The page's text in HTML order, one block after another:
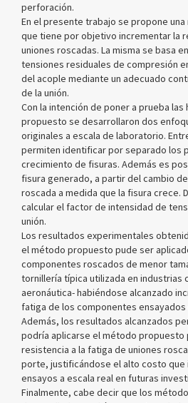
perforación.
En el presente trabajo se propone
que tiene por objetivo incrementar la
uniones roscadas. La misma se basa
tensiones residuales de compresión
del acople mediante un adecuado
de la unión.
Con la intención de poner a prueba
propuesto se desarrollaron dos
originales a escala de laboratorio.
permiten identificar por separado los
crecimiento de fisuras. Además es
fisura generado, a partir del cambio
roscada a medida que la fisura crece.
calcular el factor de intensidad de
unión.
Los resultados experimentales
el método propuesto pude ser
componentes roscados de menor
tornillería típica utilizada en industrias
aeronáutica- habiéndose alcanzado
fatiga de los componentes ensayados
Además, los resultados alcanzados
podría aplicarse el método propuesto
resistencia a la fatiga de uniones
porte, justificándose el alto costo que
ensayos a escala real en futuras
Finalmente, cabe decir que los